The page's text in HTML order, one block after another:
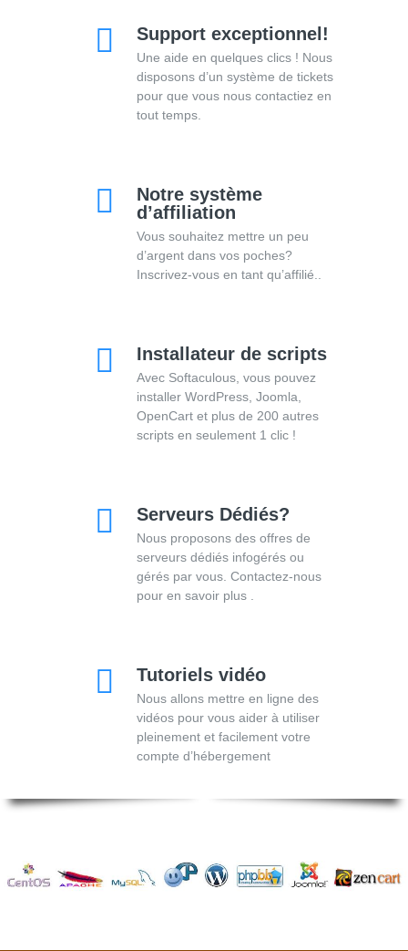
Support exceptionnel!
Une aide en quelques clics ! Nous
disposons d’un système de tickets
pour que vous nous contactiez en
tout temps.
Notre système
d’affiliation
Vous souhaitez mettre un peu
d’argent dans vos poches?
Inscrivez-vous en tant qu’affilié..
Installateur de scripts
Avec Softaculous, vous pouvez
installer WordPress, Joomla,
OpenCart et plus de 200 autres
scripts en seulement 1 clic !
Serveurs Dédiés?
Nous proposons des offres de
serveurs dédiés infogérés ou
gérés par vous. Contactez-nous
pour en savoir plus .
Tutoriels vidéo
Nous allons mettre en ligne des
vidéos pour vous aider à utiliser
pleinement et facilement votre
compte d’hébergement